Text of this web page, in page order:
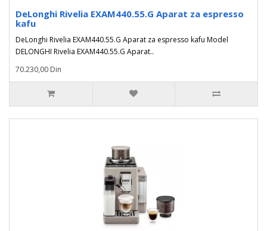
DeLonghi Rivelia EXAM440.55.G Aparat za espresso
kafu
DeLonghi Rivelia EXAM440.55.G Aparat za espresso kafu Model
DELONGHI Rivelia EXAM440.55.G Aparat..
70.230,00 Din